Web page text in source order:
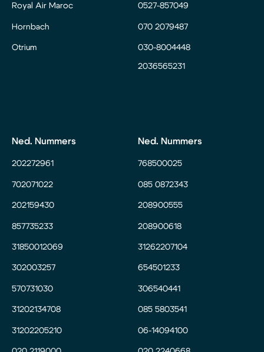
Royal Air Maroc
Hornbach
Otrium
0527-857049
070 2079487
030-8004448
2036565231
Ned. Nummers
202272961
702071022
202159430
857735233
31850012069
302003257
570731030
31202134708
31202205210
Ned. Nummers
768500025
085 0872343
208900555
208900618
31262207104
654501233
306540441
085 5803541
06-14094100